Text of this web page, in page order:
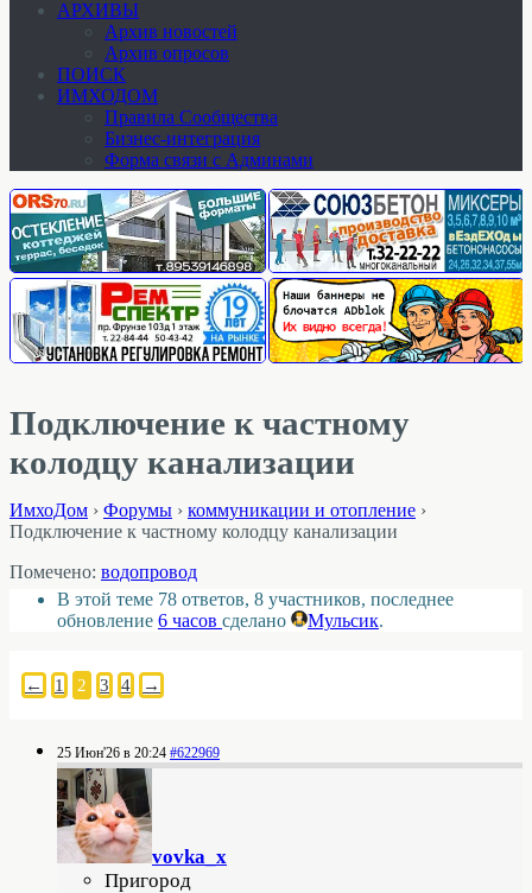
АРХИВЫ
Архив новостей
Архив опросов
ПОИСК
ИМХОДОМ
Правила Сообщества
Бизнес-интеграция
Форма связи с Админами
Подключение к частному
колодцу канализации
ИмхоДом › Форумы › коммуникации и отопление ›
Подключение к частному колодцу канализации
Помечено: водопровод
В этой теме 78 ответов, 8 участников, последнее
обновление 6 часов сделано Мульсик.
← 1 2 3 4 →
25 Июн'26 в 20:24 #622969
vovka_x
Пригород